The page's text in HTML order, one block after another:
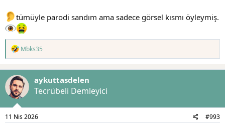
tümüyle parodi sandım ama sadece görsel kısmı öyleymiş.
T
p
k
i
l
e
r
Mbks35
aykuttasdelen
Tecrübeli Demleyici
11 Nis 2026 #993